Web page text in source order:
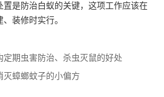
置是防治白蚁的关键，这项工作应该在
装修时实行。
定期虫害防治、杀虫灭鼠的好处
灭蟑螂蚊子的小偏方